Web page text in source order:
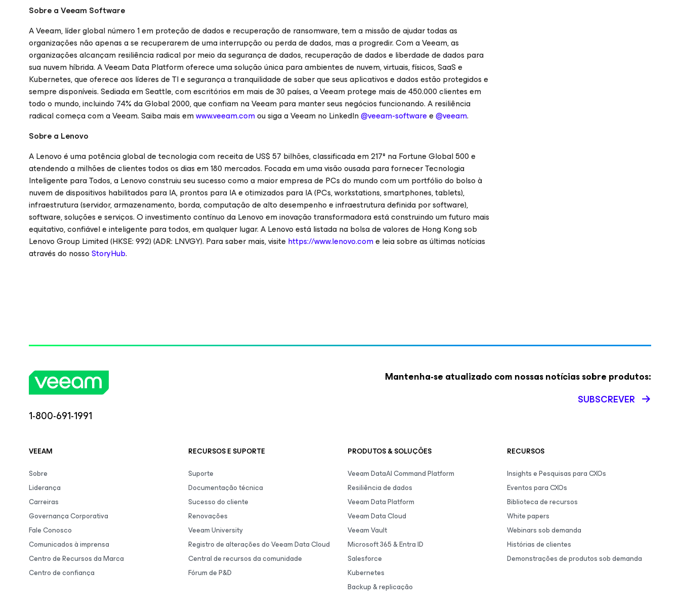
Sobre a Veeam Software
A Veeam, líder global número 1 em proteção de dados e recuperação de ransomware, tem a missão de ajudar todas as
organizações não apenas a se recuperarem de uma interrupção ou perda de dados, mas a progredir. Com a Veeam, as
organizações alcançam resiliência radical por meio da segurança de dados, recuperação de dados e liberdade de dados para
sua nuvem híbrida. A Veeam Data Platform oferece uma solução única para ambientes de nuvem, virtuais, físicos, SaaS e
Kubernetes, que oferece aos líderes de TI e segurança a tranquilidade de saber que seus aplicativos e dados estão protegidos e
sempre disponíveis. Sediada em Seattle, com escritórios em mais de 30 países, a Veeam protege mais de 450.000 clientes em
todo o mundo, incluindo 74% da Global 2000, que confiam na Veeam para manter seus negócios funcionando. A resiliência
radical começa com a Veeam. Saiba mais emwww.veeam.comou siga a Veeam no LinkedIn@veeam-softwaree@veeam.
Sobre a Lenovo
A Lenovo é uma potência global de tecnologia com receita de US$ 57 bilhões, classificada em 217º na Fortune Global 500 e
atendendo a milhões de clientes todos os dias em 180 mercados. Focada em uma visão ousada para fornecer Tecnologia
Inteligente para Todos, a Lenovo construiu seu sucesso como a maior empresa de PCs do mundo com um portfólio do bolso à
nuvem de dispositivos habilitados para IA, prontos para IA e otimizados para IA (PCs, workstations, smartphones, tablets),
infraestrutura (servidor, armazenamento, borda, computação de alto desempenho e infraestrutura definida por software),
software, soluções e serviços. O investimento contínuo da Lenovo em inovação transformadora está construindo um futuro mais
equitativo, confiável e inteligente para todos, em qualquer lugar. A Lenovo está listada na bolsa de valores de Hong Kong sob
Lenovo Group Limited (HKSE: 992) (ADR: LNVGY). Para saber mais, visite https://www.lenovo.come leia sobre as últimas notícias
através do nossoStoryHub.
1-800-691-1991
Mantenha-se atualizado com nossas notícias sobre produtos:
SUBSCREVER
VEEAM
Sobre
Liderança
Carreiras
Governança Corporativa
Fale Conosco
Comunicados à imprensa
Centro de Recursos da Marca
Centro de confiança
RECURSOS E SUPORTE
Suporte
Documentação técnica
Sucesso do cliente
Renovações
Veeam University
Registro de alterações do Veeam Data Cloud
Central de recursos da comunidade
Fórum de P&D
PRODUTOS & SOLUÇÕES
Veeam DataAI Command Platform
Resiliência de dados
Veeam Data Platform
Veeam Data Cloud
Veeam Vault
Microsoft 365 & Entra ID
Salesforce
Kubernetes
Backup & replicação
RECURSOS
Insights e Pesquisas para CXOs
Eventos para CXOs
Biblioteca de recursos
White papers
Webinars sob demanda
Histórias de clientes
Demonstrações de produtos sob demanda